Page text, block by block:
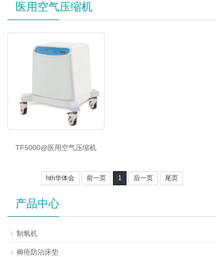
医用空气压缩机
TF5000@医用空气压缩机
hth华体会 前一页 1 后一页 尾页
产品中心
制氧机
褥疮防治床垫